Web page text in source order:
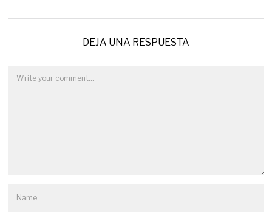
DEJA UNA RESPUESTA